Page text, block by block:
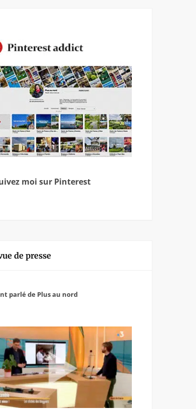
moi sur Pinterest
de presse
parlé de Plus au nord